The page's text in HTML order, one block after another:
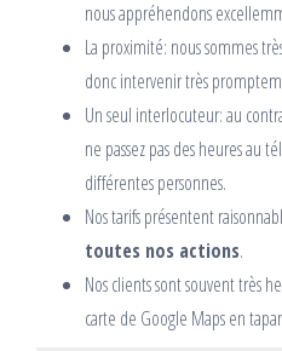
nous appréhendons
La proximité: nous sommes
donc intervenir très
Un seul interlocuteur: au
ne passez pas des heures au
différentes personnes.
Nos tarifs présentent
toutes nos actions.
Nos clients sont souvent très
carte de Google Maps en